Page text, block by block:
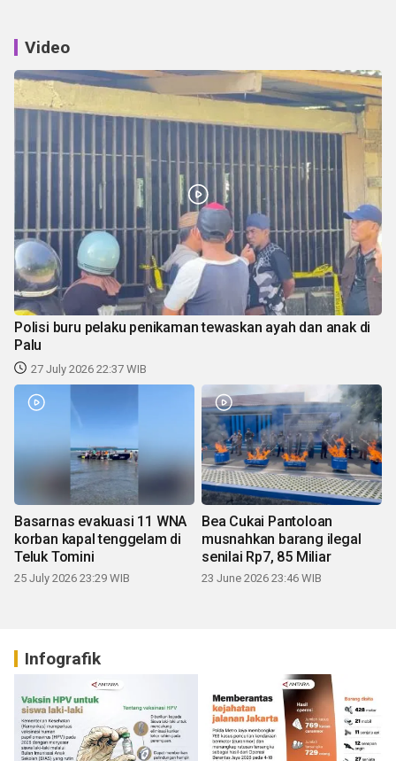
Video
Polisi buru pelaku penikaman tewaskan ayah dan anak di
Palu
27 July 2026 22:37 WIB
Basarnas evakuasi 11 WNA
korban kapal tenggelam di
Teluk Tomini
25 July 2026 23:29 WIB
Bea Cukai Pantoloan
musnahkan barang ilegal
senilai Rp7, 85 Miliar
23 June 2026 23:46 WIB
Infografik